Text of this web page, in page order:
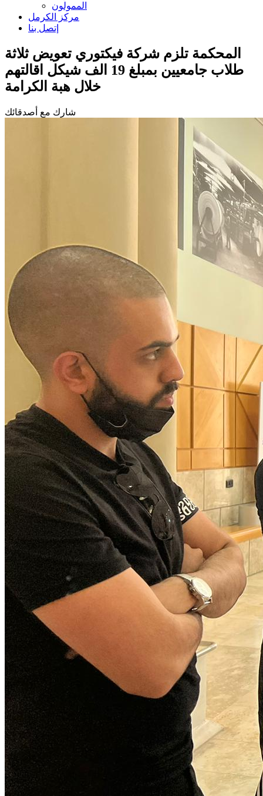
الممولون
مركز الكرمل
إتصل بنا
المحكمة تلزم شركة فيكتوري تعويض ثلاثة
طلاب جامعيين بمبلغ 19 الف شيكل اقالتهم
خلال هبة الكرامة
شارك مع أصدقائك